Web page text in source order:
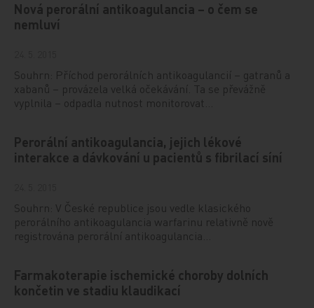
Nová perorální antikoagulancia – o čem se
nemluví
Souhrn: Příchod perorálních antikoagulancií – gatranů a
xabanů – provázela velká očekávání. Ta se převážně
vyplnila – odpadla nutnost monitorovat…
Perorální antikoagulancia, jejich lékové
interakce a dávkování u pacientů s fibrilací síní
Souhrn: V České republice jsou vedle klasického
perorálního antikoagulancia warfarinu relativně nově
registrována perorální antikoagulancia…
Farmakoterapie ischemické choroby dolních
končetin ve stadiu klaudikací